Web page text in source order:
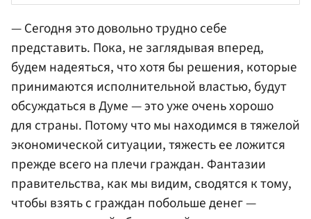
— Сегодня это довольно трудно себе
представить. Пока, не заглядывая вперед,
будем надеяться, что хотя бы решения, которые
принимаются исполнительной властью, будут
обсуждаться в Думе — это уже очень хорошо
для страны. Потому что мы находимся в тяжелой
экономической ситуации, тяжесть ее ложится
прежде всего на плечи граждан. Фантазии
правительства, как мы видим, сводятся к тому,
чтобы взять с граждан побольше денег —